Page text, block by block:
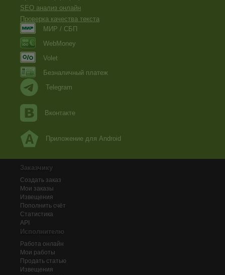
SEO анализ онлайн
Проверка качества текста
МИР / СБП
WebMoney
Volet
Безналичный платеж
Telegram
Вконтакте
Приложение для Android
Заказчику
Создать заказ
Мои заказы
Извещения
Пополнить счёт
Статистика
API
Исполнителю
Работа онлайн
Мои работы
Продать статью
Извещения